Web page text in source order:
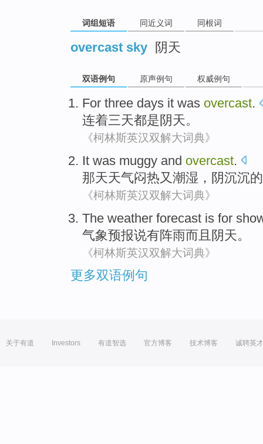
词组短语 同近义词 同根词
overcast sky 阴天
双语例句 原声例句 权威例句
For three days it was overcast.
连着三天都是 阴天。
《柯林斯英汉双解大词典》
It was muggy and overcast.
那天天气闷热又潮湿，阴沉沉
《柯林斯英汉双解大词典》
The weather forecast is for
气象预报说有阵雨而且 阴天。
《柯林斯英汉双解大词典》
更多双语例句
关于有道 Investors 有道智选 官方博客 技术博客 诚聘英才